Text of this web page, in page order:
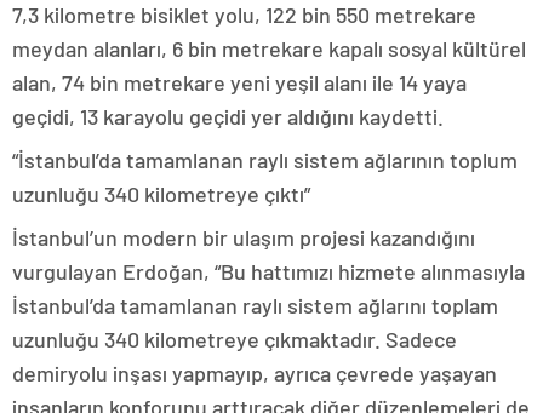
7,3 kilometre bisiklet yolu, 122 bin 550 metrekare
meydan alanları, 6 bin metrekare kapalı sosyal kültürel
alan, 74 bin metrekare yeni yeşil alanı ile 14 yaya
geçidi, 13 karayolu geçidi yer aldığını kaydetti.
“İstanbul’da tamamlanan raylı sistem ağlarının toplum
uzunluğu 340 kilometreye çıktı”
İstanbul’un modern bir ulaşım projesi kazandığını
vurgulayan Erdoğan, “Bu hattımızı hizmete alınmasıyla
İstanbul’da tamamlanan raylı sistem ağlarını toplam
uzunluğu 340 kilometreye çıkmaktadır. Sadece
demiryolu inşası yapmayıp, ayrıca çevrede yaşayan
insanların konforunu arttıracak diğer düzenlemeleri de